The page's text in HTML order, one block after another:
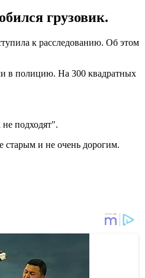
грузовик.
к расследованию. Об этом
в полицию. На 300 квадратных
подходят".
старым и не очень дорогим.